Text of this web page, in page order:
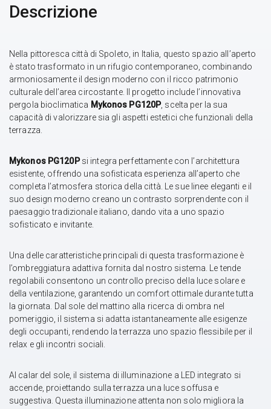
Descrizione
Nella pittoresca città di Spoleto, in Italia, questo spazio all’aperto
è stato trasformato in un rifugio contemporaneo, combinando
armoniosamente il design moderno con il ricco patrimonio
culturale dell’area circostante. Il progetto include l’innovativa
pergola bioclimatica Mykonos PG120P, scelta per la sua
capacità di valorizzare sia gli aspetti estetici che funzionali della
terrazza.
Mykonos PG120Psi integra perfettamente con l’architettura
esistente, offrendo una sofisticata esperienza all’aperto che
completa l’atmosfera storica della città. Le sue linee eleganti e il
suo design moderno creano un contrasto sorprendente con il
paesaggio tradizionale italiano, dando vita a uno spazio
sofisticato e invitante.
Una delle caratteristiche principali di questa trasformazione è
l’ombreggiatura adattiva fornita dal nostro sistema. Le tende
regolabili consentono un controllo preciso della luce solare e
della ventilazione, garantendo un comfort ottimale durante tutta
la giornata. Dal sole del mattino alla ricerca di ombra nel
pomeriggio, il sistema si adatta istantaneamente alle esigenze
degli occupanti, rendendo la terrazza uno spazio flessibile per il
relax e gli incontri sociali.
Al calar del sole, il sistema di illuminazione a LED integrato si
accende, proiettando sulla terrazza una luce soffusa e
suggestiva. Questa illuminazione attenta non solo migliora la